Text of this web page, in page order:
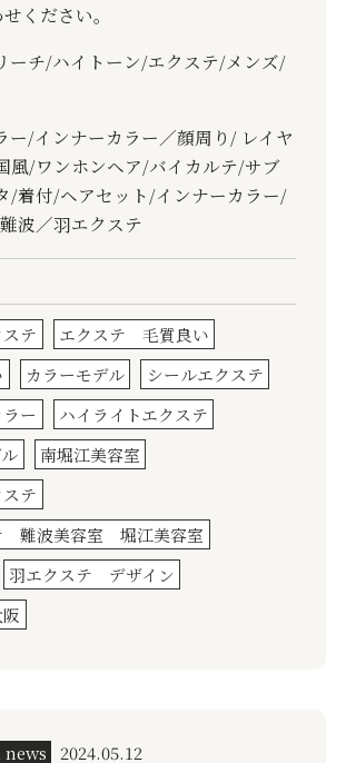
ください。
ーチ/ハイトーン/エクステ/メンズ/
ー/インナーカラー／顔周り/ レイヤ
風/ワンホンヘア/バイカルテ/サブ
/着付/ヘアセット/インナーカラー/
波／羽エクステ
テ
エクステ 毛質良い
カラーモデル
シールエクステ
ー
ハイライトエクステ
南堀江美容室
テ
難波美容室 堀江美容室
羽エクステ デザイン
2024.05.12